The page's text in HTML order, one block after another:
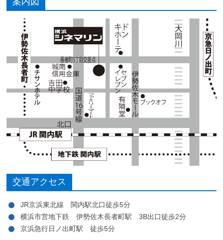
交通アクセス
JR京浜東北線 関内駅北口徒歩5分
横浜市営地下鉄 伊勢佐木長者町駅 3B出口徒歩2分
京浜急行日ノ出町駅 徒歩5分